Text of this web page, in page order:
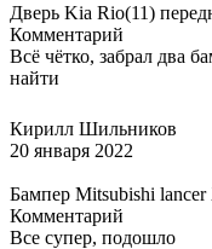
Дверь Kia Rio(11)
Комментарий
Всё чётко, забрал два
найти
Кирилл Шильников
20 января 2022
Бампер Mitsubishi
Комментарий
Все супер, подошло